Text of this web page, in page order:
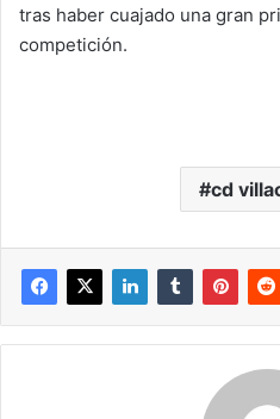
tras haber cuajado una gran
competición.
cd